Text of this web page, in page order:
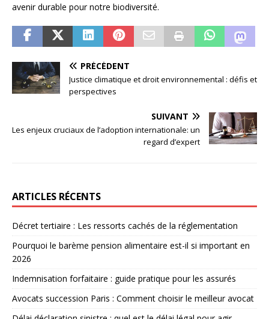
avenir durable pour notre biodiversité.
PRÉCÉDENT
Justice climatique et droit environnemental : défis et
perspectives
SUIVANT
Les enjeux cruciaux de l’adoption internationale: un
regard d’expert
ARTICLES RÉCENTS
Décret tertiaire : Les ressorts cachés de la réglementation
Pourquoi le barème pension alimentaire est-il si important en
2026
Indemnisation forfaitaire : guide pratique pour les assurés
Avocats succession Paris : Comment choisir le meilleur avocat